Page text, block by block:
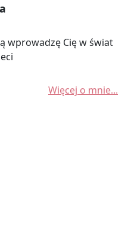
wprowadzę Cię w świat
Więcej o mnie...